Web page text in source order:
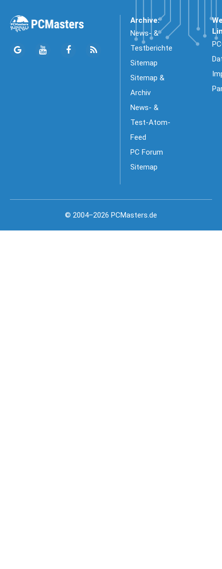
Archive:
News- &
Testberichte
Sitemap
Sitemap &
Archiv
News- &
Test-Atom-
Feed
PC Forum
Sitemap
© 2004–2026 PCMasters.de